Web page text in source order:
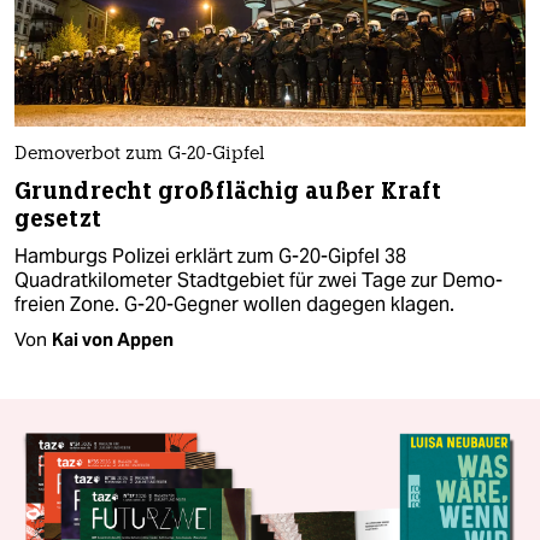
Demoverbot zum G-20-Gipfel
Grundrecht großflächig außer Kraft
gesetzt
Hamburgs Polizei erklärt zum G-20-Gipfel 38
Quadratkilometer Stadtgebiet für zwei Tage zur Demo-
freien Zone. G-20-Gegner wollen dagegen klagen.
Von Kai von Appen